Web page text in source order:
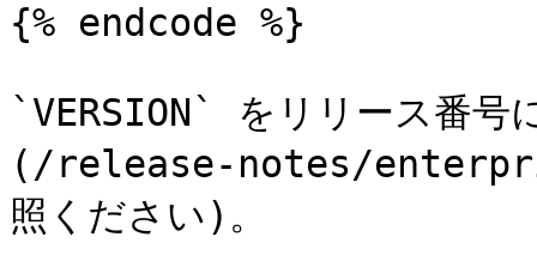
{% endcode %}
`VERSION` をリリース番
(/release-notes/
照ください)。